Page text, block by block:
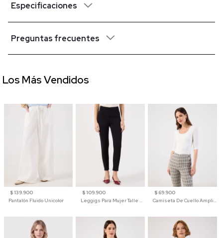
Especificaciones
Preguntas frecuentes
$ 139.900
Pantalón Fluido Unicolor
$ 109.900
$ 69.900
Los Más Vendidos